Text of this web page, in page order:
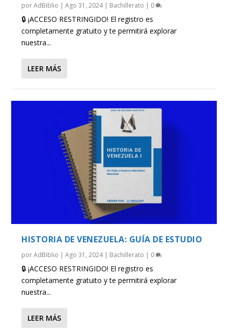
porAdBiblio |Ago 31, 2024| Bachillerato | 0
🔒 ¡ACCESO RESTRINGIDO! El registro es
completamente gratuito y te permitirá explorar
nuestra...
LEER MÁS
HISTORIA DE VENEZUELA: GUÍA DE ESTUDIO
porAdBiblio |Ago 31, 2024| Bachillerato | 0
🔒 ¡ACCESO RESTRINGIDO! El registro es
completamente gratuito y te permitirá explorar
nuestra...
LEER MÁS